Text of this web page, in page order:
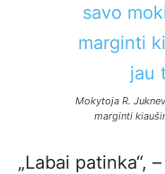
Mokytoja R.
marginti
„Labai patinka“,